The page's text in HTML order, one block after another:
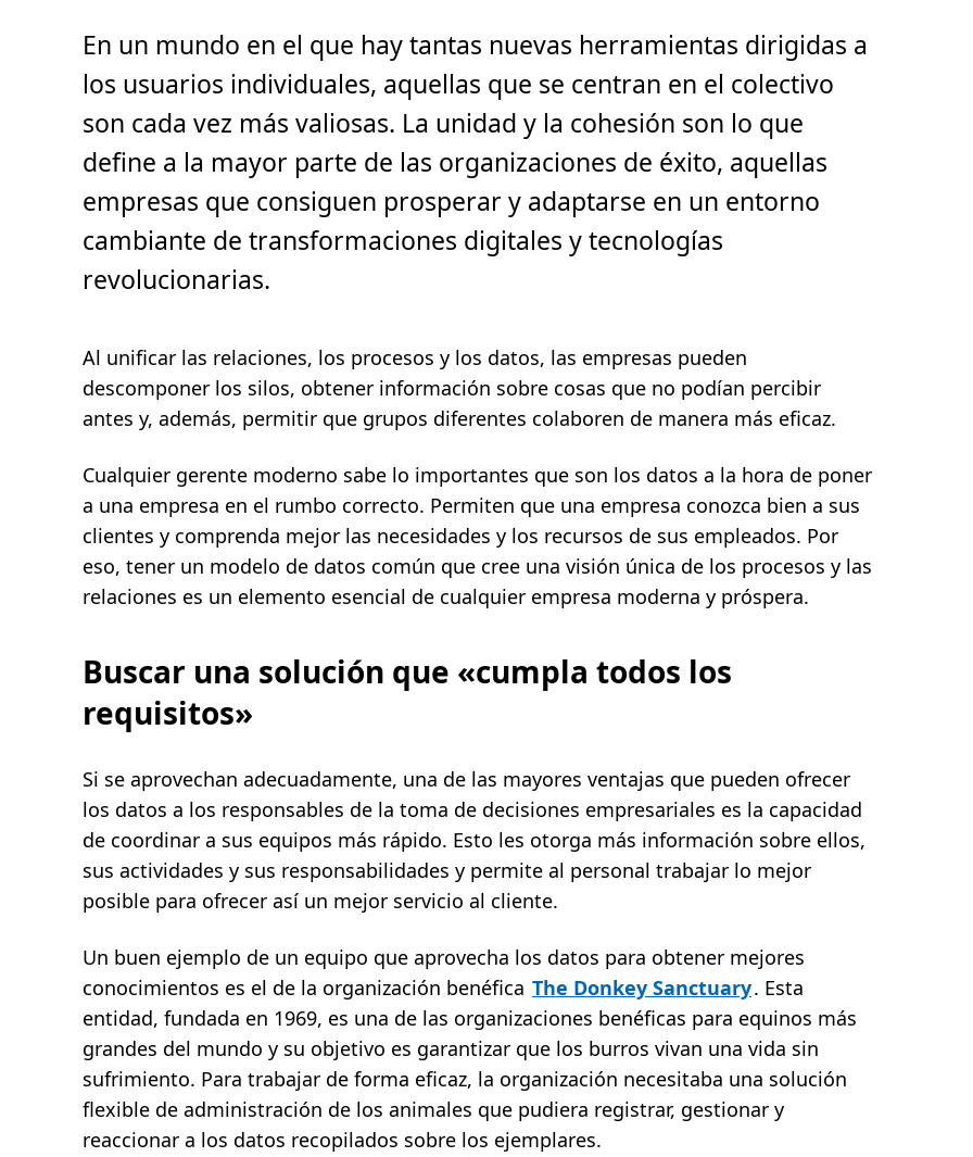
e
l
e
u
r
,
m
i
.
En un mundo en el que hay tantas nuevas herramientas dirigidas a
los usuarios individuales, aquellas que se centran en el colectivo
son cada vez más valiosas. La unidad y la cohesión son lo que
define a la mayor parte de las organizaciones de éxito, aquellas
empresas que consiguen prosperar y adaptarse en un entorno
cambiante de transformaciones digitales y tecnologías
revolucionarias.
Al unificar las relaciones, los procesos y los datos, las empresas pueden
descomponer los silos, obtener información sobre cosas que no podían percibir
antes y, además, permitir que grupos diferentes colaboren de manera más eficaz.
Cualquier gerente moderno sabe lo importantes que son los datos a la hora de poner
a una empresa en el rumbo correcto. Permiten que una empresa conozca bien a sus
clientes y comprenda mejor las necesidades y los recursos de sus empleados. Por
eso, tener un modelo de datos común que cree una visión única de los procesos y las
relaciones es un elemento esencial de cualquier empresa moderna y próspera.
Buscar una solución que «cumpla todos los
requisitos»
Si se aprovechan adecuadamente, una de las mayores ventajas que pueden ofrecer
los datos a los responsables de la toma de decisiones empresariales es la capacidad
de coordinar a sus equipos más rápido. Esto les otorga más información sobre ellos,
sus actividades y sus responsabilidades y permite al personal trabajar lo mejor
posible para ofrecer así un mejor servicio al cliente.
Un buen ejemplo de un equipo que aprovecha los datos para obtener mejores
conocimientos es el de la organización benéfica The Donkey Sanctuary. Esta
entidad, fundada en 1969, es una de las organizaciones benéficas para equinos más
grandes del mundo y su objetivo es garantizar que los burros vivan una vida sin
sufrimiento. Para trabajar de forma eficaz, la organización necesitaba una solución
flexible de administración de los animales que pudiera registrar, gestionar y
reaccionar a los datos recopilados sobre los ejemplares.